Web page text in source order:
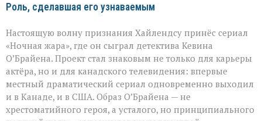
Роль, сделавшая его узнаваемым
Настоящую волну признания Хайлендсу принёс сериал
«Ночная жара», где он сыграл детектива Кевина
О’Брайена. Проект стал знаковым не только для карьеры
актёра, но и для канадского телевидения: впервые
местный драматический сериал одновременно выходил
и в Канаде, и в США. Образ О’Брайена — не
хрестоматийного героя, а усталого, но принципиального